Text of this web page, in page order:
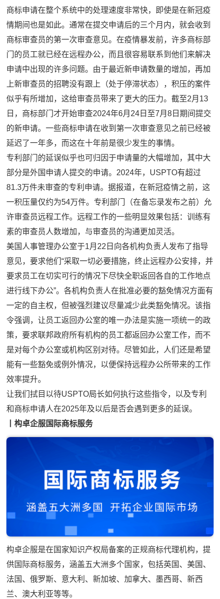
商标申请在整个系统中的处理速度非常快，即使是在新冠疫
情期间也是如此。通常在提交申请后的三个月内，就会收到
商标审查员的第一次审查意见。在疫情暴发前，许多商标部
门的员工就已经在远程办公，而且很容易联系到他们来解决
申请中出现的许多问题。由于最近新申请数量的增加，再加
上新审查员的招聘没有跟上（处于停滞状态），积压的案件
似乎有所增加，这给审查员带来了更大的压力。截至2月13
日，商标部门才开始审查2024年6月24日至7月8日期间提交
的新申请。一些商标申请在收到第一次审查意见之前已经被
延迟了一年多，而这在十年前是很少发生的事情。
专利部门的延误似乎也可归因于申请量的大幅增加，其中大
部分是外国申请人提交的申请。2024年，USPTO有超过
81.3万件未审查的专利申请。据报道，在新冠疫情之前，这
一积压量仅约为54万件。专利部门（在备忘录发布之前）允
许审查员远程工作。远程工作的一些明显效果包括：训练有
素的审查员人数增加，与审查员的沟通更加灵活。
美国人事管理办公室于1月22日向各机构负责人发布了指导
意见，要求他们“采取一切必要措施，终止远程办公安排，并
要求员工在切实可行的情况下尽快全职返回各自的工作地点
进行线下办公”。各机构负责人在批准必要的豁免情况方面有
一定的自主权，但被强烈建议尽量减少此类豁免情况。该指
令强调，让员工返回办公室的唯一办法是实施一项统一的政
策，要求联邦政府所有机构的员工都返回办公室工作，而不
是对每个办公室或机构区别对待。尽管如此，人们还是希望
能有一些豁免或例外情况，以便保持远程办公所带来的工作
效率提升。
让我们拭目以待USPTO局长如何执行这些指令，以及专利
和商标申请人在2025年及以后是否会遇到更多的延误。
丨构卓企服国际商标服务
构卓企服是在国家知识产权局备案的正规商标代理机构，提
供国际商标服务，涵盖五大洲多个国家，包括英国、美国、
法国、俄罗斯、意大利、新加坡、加拿大、墨西哥、新西
兰、澳大利亚等等。